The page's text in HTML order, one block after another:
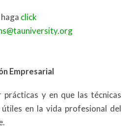
click
Empresarial
prácticas y en que las técnicas
útiles en la vida profesional del